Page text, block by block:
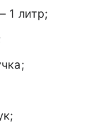
1 литр;